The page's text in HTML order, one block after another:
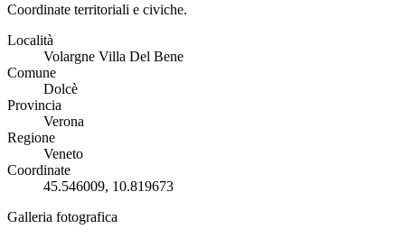
Coordinate territoriali e civiche.
Località
Volargne Villa Del Bene
Comune
Dolcè
Provincia
Verona
Regione
Veneto
Coordinate
45.546009, 10.819673
Galleria fotografica